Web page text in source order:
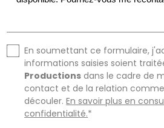
En soumettant ce formulaire,
informations saisies soient
Productions dans le cadre de
contact et de la relation
découler.En savoir plus en
confidentialité.*